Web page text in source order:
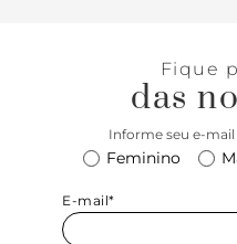
Fique
das
Informe seu e-mail
Feminino
E-mail*